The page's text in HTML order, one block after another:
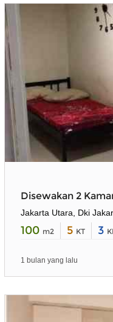
Disewakan 2
Jakarta Utara, Dki
100 m2 5 KT 3
1 bulan yang lalu